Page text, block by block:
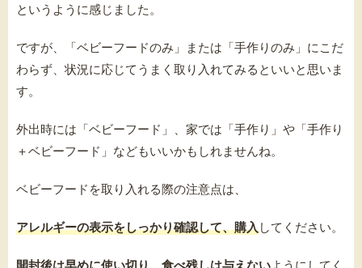
というように感じました。
ですが、「ベビーフードのみ」または「手作りのみ」にこだ
わらず、状況に応じてうまく取り入れてみるといいと思いま
す。
外出時には「ベビーフード」、家では「手作り」や「手作り
＋ベビーフード」などもいいかもしれませんね。
ベビーフードを取り入れる際の注意点は、
アレルギーの表示をしっかり確認して、購入してください。
開封後は早めに使い切り、食べ残しは与えないようにしてく